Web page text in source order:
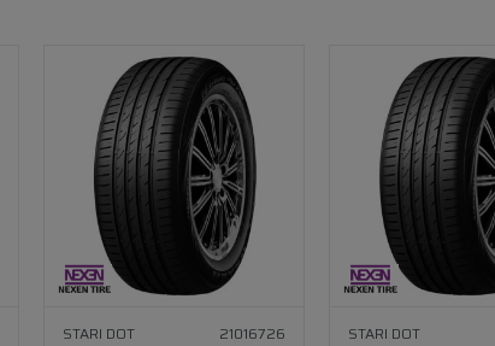
STARI DOT 21016726 STARI DOT